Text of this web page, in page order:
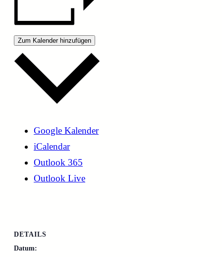
Zum Kalender hinzufügen
Google Kalender
iCalendar
Outlook 365
Outlook Live
DETAILS
Datum: